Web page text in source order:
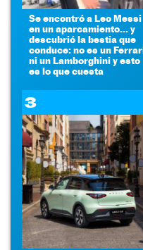
Se encontró a Leo Messi
en un aparcamiento... y
descubrió la bestia que
conduce: no es un
ni un Lamborghini y esto
es lo que cuesta
3